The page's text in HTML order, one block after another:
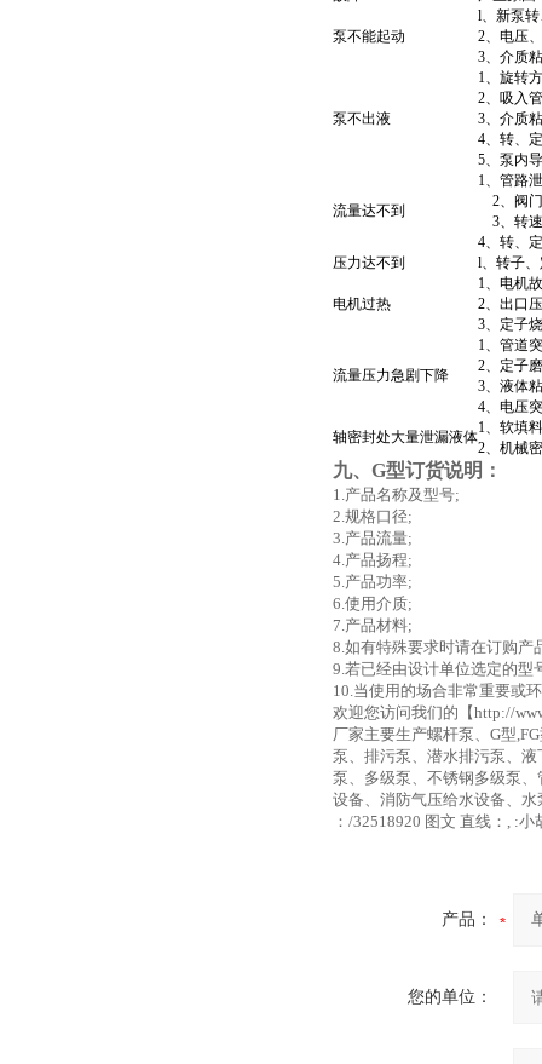
泵不能起动
l、新泵
2、电压
3、介质
泵不出液
1、旋转
2、吸入
3、介质
4、转、
5、泵内
流量达不到
1、管路
2、阀
3、转
4、转、
压力达不到
l、转子
电机过热
1、电机
2、出口
3、定子
流量压力急剧下降
1、管道
2、定子
3、液体
4、电压
轴密封处大量泄漏液体
1、软填
2、机械
九、G型订货说明：
1.产品名称及型号;
2.规格口径;
3.产品流量;
4.产品扬程;
5.产品功率;
6.使用介质;
7.产品材料;
8.如有特殊要求时请在订购产
9.若已经由设计单位选定的型
10.当使用的场合非常重要或
欢迎您访问我们的【http://
厂家主要生产螺杆泵、G型
泵、排污泵、潜水排污泵、
泵、多级泵、不锈钢多级泵
设备、消防气压给水设备、
：/32518920 图文 直线：, :
产品：
您的单位：